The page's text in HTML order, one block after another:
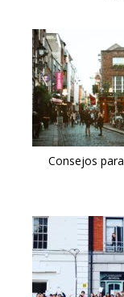
Consejos